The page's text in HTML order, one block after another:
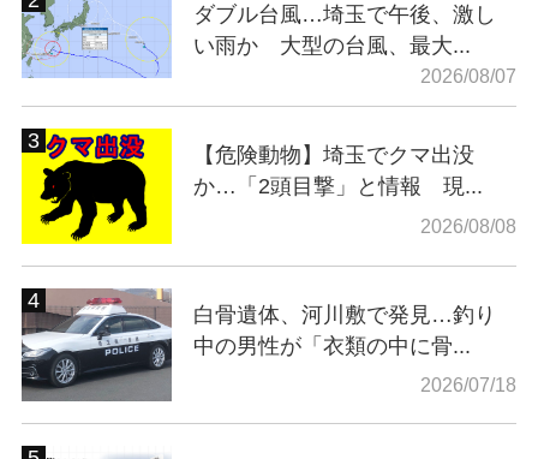
ダブル台風…埼玉で午後、激し
い雨か 大型の台風、最大...
2026/08/07
【危険動物】埼玉でクマ出没
か…「2頭目撃」と情報 現...
2026/08/08
白骨遺体、河川敷で発見…釣り
中の男性が「衣類の中に骨...
2026/07/18